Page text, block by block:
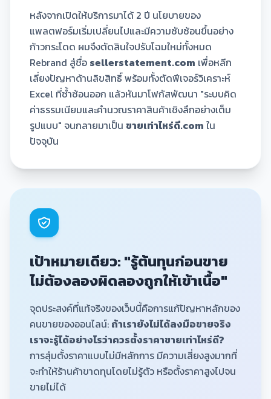
หลังจากเปิดให้บริการมาได้ 2 ปี นโยบายของ
แพลตฟอร์มเริ่มเปลี่ยนไปและมีความซับซ้อนขึ้นอย่าง
ก้าวกระโดด ผมจึงตัดสินใจปรับโฉมใหม่ทั้งหมด
Rebrand สู่ชื่อ sellerstatement.com เพื่อหลีก
เลี่ยงปัญหาด้านลิขสิทธิ์ พร้อมทั้งตัดฟีเจอร์วิเคราะห์
Excel ที่ซ้ำซ้อนออก แล้วหันมาโฟกัสพัฒนา "ระบบคิด
ค่าธรรมเนียมและคำนวณราคาสินค้าเชิงลึกอย่างเต็ม
รูปแบบ" จนกลายมาเป็น ขายเท่าไหร่ดี.com ใน
ปัจจุบัน
เป้าหมายเดียว: "รู้ต้นทุนก่อนขาย
ไม่ต้องลองผิดลองถูกให้เข้าเนื้อ"
จุดประสงค์ที่แท้จริงของเว็บนี้คือการแก้ปัญหาหลักของ
คนขายของออนไลน์: ถ้าเรายังไม่ได้ลงมือขายจริง
เราจะรู้ได้อย่างไรว่าควรตั้งราคาขายเท่าไหร่ดี?
การสุ่มตั้งราคาแบบไม่มีหลักการ มีความเสี่ยงสูงมากที่
จะทำให้ร้านค้าขาดทุนโดยไม่รู้ตัว หรือตั้งราคาสูงไปจน
ขายไม่ได้